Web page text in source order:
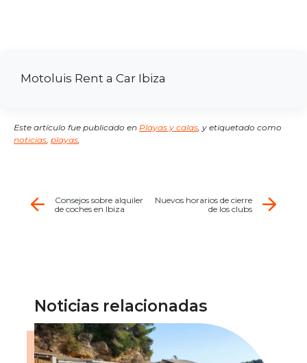
Motoluis Rent a Car Ibiza
Este artículo fue publicado en Playas y calas y etiquetado como
noticias playas
Consejos sobre alquiler
de coches en Ibiza
Nuevos horarios de cierre
de los clubs
Noticias relacionadas